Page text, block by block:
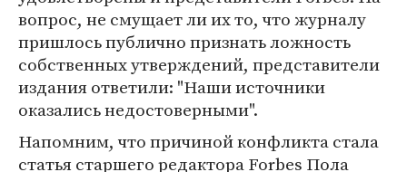
вопрос, не смущает ли их то, что журналу
пришлось публично признать ложность
собственных утверждений, представители
издания ответили: "Наши источники
оказались недостоверными".
Напомним, что причиной конфликта стала
статья старшего редактора Forbes Пола